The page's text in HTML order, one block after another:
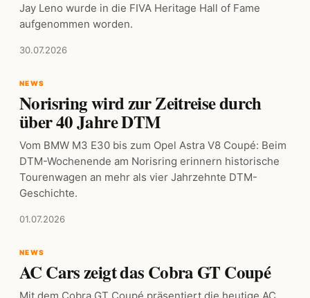
Jay Leno wurde in die FIVA Heritage Hall of Fame
aufgenommen worden.
30.07.2026
NEWS
Norisring wird zur Zeitreise durch
über 40 Jahre DTM
Vom BMW M3 E30 bis zum Opel Astra V8 Coupé: Beim
DTM-Wochenende am Norisring erinnern historische
Tourenwagen an mehr als vier Jahrzehnte DTM-
Geschichte.
01.07.2026
NEWS
AC Cars zeigt das Cobra GT Coupé
Mit dem Cobra GT Coupé präsentiert die heutige AC